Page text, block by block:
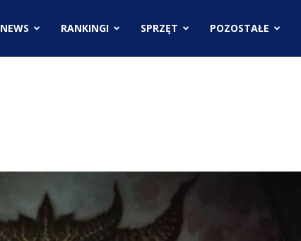
NEWS RANKINGI SPRZĘT POZOSTAŁE